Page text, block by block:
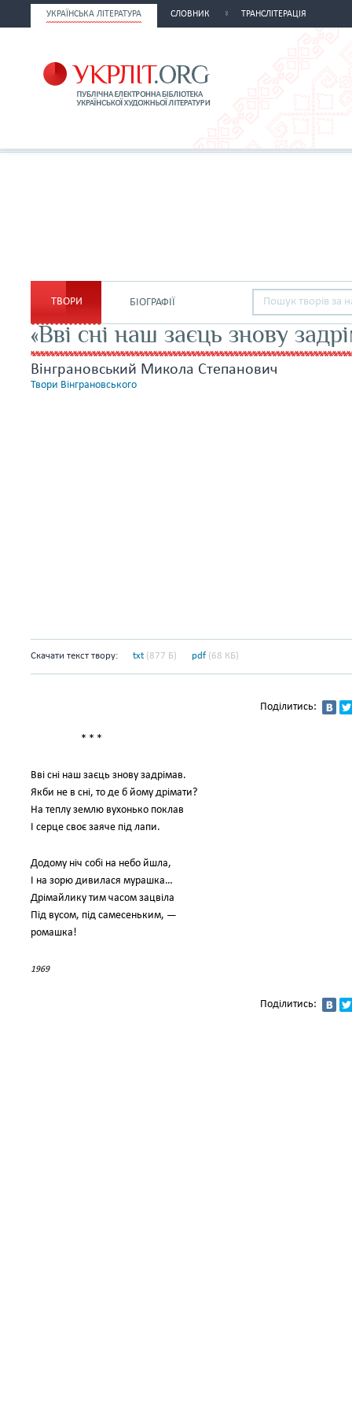
УКРАЇНСЬКА ЛІТЕРАТУРА СЛОВНИК ТРАНСЛІТЕРАЦІЯ
ТВОРИ БІОГРАФІЇ
«Вві сні наш заєць знову
Вінграновський Микола Степанович
Твори Вінграновського
Скачати текст твору: txt (877 Б) pdf (68 КБ)
Поділитись:
* * *
Вві сні наш заєць знову задрімав.
Якби не в сні, то де б йому дрімати?
На теплу землю вухонько поклав
І серце своє заяче під лапи.
Додому ніч собі на небо йшла,
І на зорю дивилася мурашка…
Дрімайлику тим часом зацвіла
Під вусом, під самесеньким, —
ромашка!
1969
Поділитись: